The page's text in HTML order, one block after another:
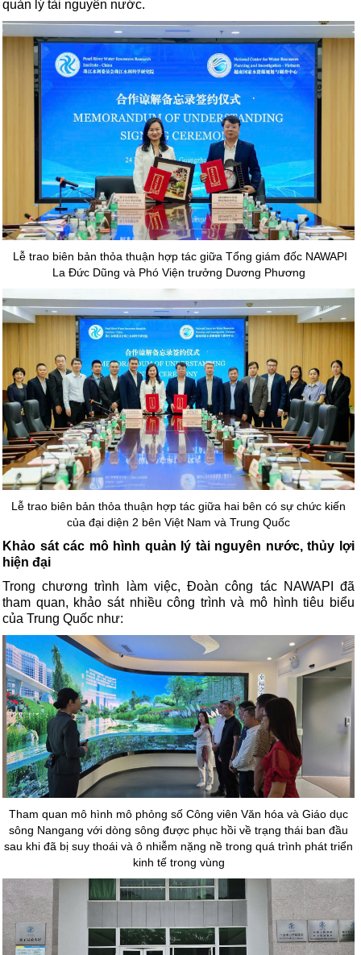
quản lý tài nguyên nước.
Lễ trao biên bản thỏa thuận hợp tác giữa Tổng giám đốc NAWAPI
La Đức Dũng và Phó Viện trưởng Dương Phương
Lễ trao biên bản thỏa thuận hợp tác giữa hai bên có sự chức kiến
của đại diện 2 bên Việt Nam và Trung Quốc
Khảo sát các mô hình quản lý tài nguyên nước, thủy lợi
hiện đại
Trong chương trình làm việc, Đoàn công tác NAWAPI đã
tham quan, khảo sát nhiều công trình và mô hình tiêu biểu
của Trung Quốc như:
Tham quan mô hình mô phỏng số Công viên Văn hóa và Giáo dục
sông Nangang với dòng sông được phục hồi về trạng thái ban đầu
sau khi đã bị suy thoái và ô nhiễm nặng nề trong quá trình phát triển
kinh tế trong vùng